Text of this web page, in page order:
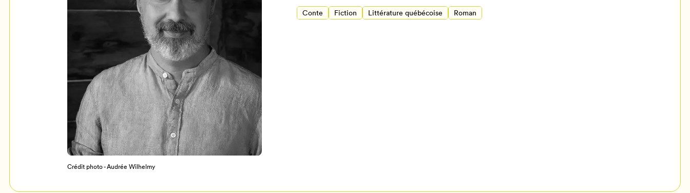
Programmation
Crédit photo - Audrée Wilhelmy
Conte Fiction Littérature québécoise Roman
Pour enregistrer vos favoris,
connectez-vous ou créez votre profil